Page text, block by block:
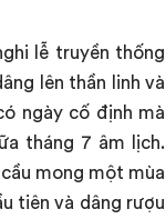
lễ truyền thống
lên thần linh và
ngày cố định mà
tháng 7 âm lịch.
mong một mùa
tiên và dâng rượu